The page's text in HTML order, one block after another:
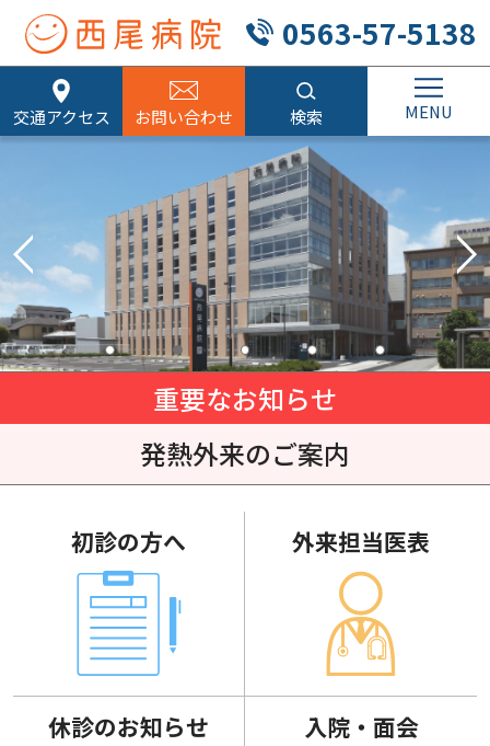
0563-57-5138
交通アクセス お問い合わせ 検索
重要なお知らせ
発熱外来のご案内
初診の方へ 外来担当医表
休診のお知らせ 入院・面会